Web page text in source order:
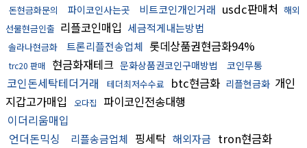
돈현금화문의 파이코인사는곳 비트코인개인거래 usdc판매처 해외
선물현금인출 리플코인매입 세금적게내는방법
솔라나현금화 트론리플전송업체 롯데상품권현금화94%
trc20 판매 현금화재테크 문화상품권코인구매방법 코인무통
코인돈세탁테더거래 테더최저수수료 btc현금화 리플현금화 개인
지갑고가매입
오다집
파이코인전송대행
이더리움매입
언더돈믹싱
리플송금업체 핑세탁 해외자금 tron현금화